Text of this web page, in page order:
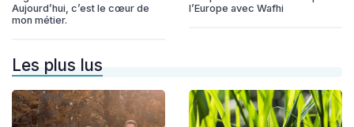
Aujourd’hui, c’est le cœur de
mon métier.
l’Europe avec Wafhi
Les plus lus